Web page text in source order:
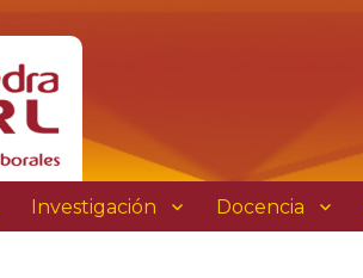
Investigación Docencia